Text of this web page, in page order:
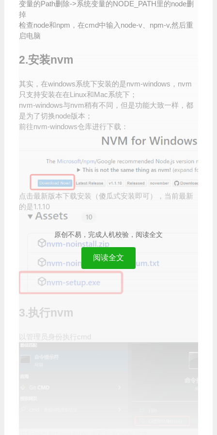
变量的Path删除->系统变量的NODE_PATH里的node删
掉
检查node和npm，在cmd中输入node-v、npm-v,然后重
启电脑
2.安装nvm
其实，在windows系统下安装的是nvm-windows，nvm
只支持安装在在Linux和Mac系统下；
nvm-windows与nvm稍有不同，但是功能大致一样，都
是为了切换node版本；
前往nvm-windows仓库进行下载：
点击最新版本下载安装（傻瓜式安装即可），当前最新
的是1.1.10
3.执行nvm
以管理员身份执行cmd
原创不易，完成人机校验，阅读全文
阅读全文